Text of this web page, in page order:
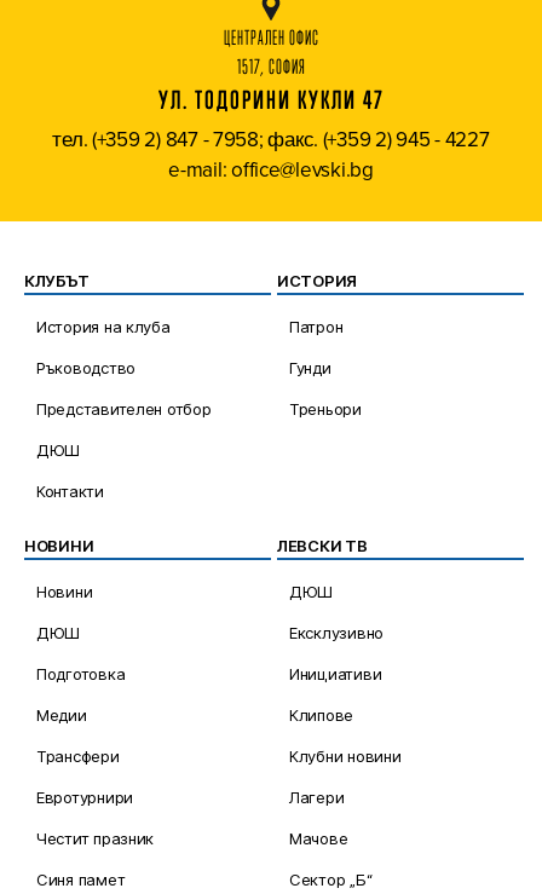
ЦЕНТРАЛЕН ОФИС
1517, СОФИЯ
УЛ. ТОДОРИНИ КУКЛИ 47
тел. (+359 2) 847 - 7958; факс. (+359 2) 945 - 4227
e-mail: office@levski.bg
КЛУБЪТ
История на клуба
Ръководство
Представителен отбор
ДЮШ
Контакти
ИСТОРИЯ
Патрон
Гунди
Треньори
НОВИНИ
Новини
ДЮШ
Подготовка
Медии
Трансфери
Евротурнири
Честит празник
Синя памет
ЛЕВСКИ ТВ
ДЮШ
Ексклузивно
Инициативи
Клипове
Клубни новини
Лагери
Мачове
Сектор „Б“